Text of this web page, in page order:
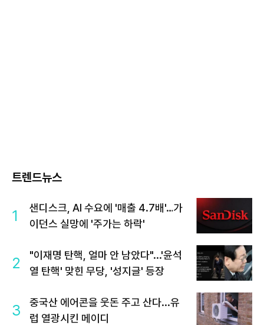
트렌드뉴스
1
샌디스크, AI 수요에 '매출 4.7배'…가
이던스 실망에 '주가는 하락'
2
"이재명 탄핵, 얼마 안 남았다"...'윤석
열 탄핵' 맞힌 무당, '성지글' 등장
3
중국산 에어콘을 웃돈 주고 산다...유
럽 열광시킨 메이디